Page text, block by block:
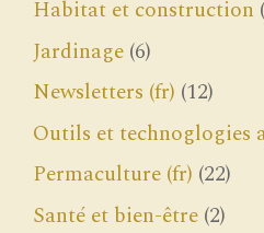
Habitat et construction
Jardinage (6)
Newsletters (fr) (12)
Outils et technoglogies
Permaculture (fr) (22)
Santé et bien-être (2)